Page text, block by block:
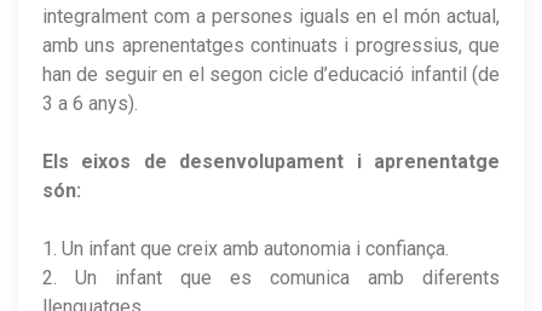
integralment com a persones iguals en el món actual,
amb uns aprenentatges continuats i progressius, que
han de seguir en el segon cicle d’educació infantil (de
3 a 6 anys).
Els eixos de desenvolupament i aprenentatge
són:
1. Un infant que creix amb autonomia i confiança.
2. Un infant que es comunica amb diferents
llenguatges.